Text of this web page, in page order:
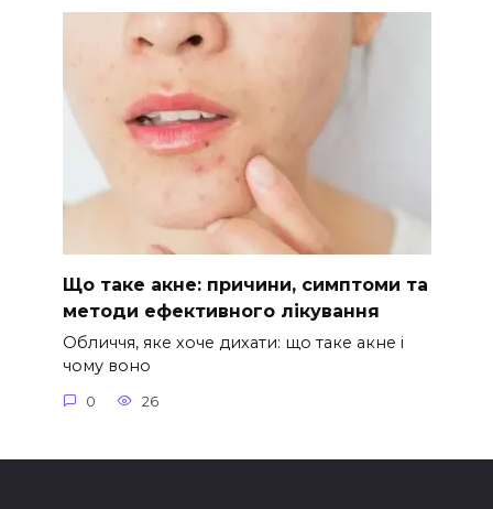
Що таке акне: причини, симптоми та
методи ефективного лікування
Обличчя, яке хоче дихати: що таке акне і
чому воно
0 26